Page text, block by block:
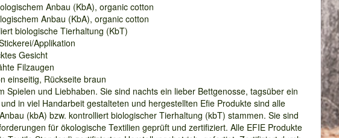
Anbau (KbA), organic cotton
Anbau (KbA), organic cotton
biologische Tierhaltung (KbT)
Applikation
Gesicht
Filzaugen
einseitig, Rückseite braun
und Liebhaben. Sie sind nachts ein lieber Bettgenosse, tagsüber ein
in viel Handarbeit gestalteten und hergestellten Efie Produkte sind alle
(kbA) bzw. kontrolliert biologischer Tierhaltung (kbT) stammen. Sie sind
für ökologische Textilien geprüft und zertifiziert. Alle EFIE Produkte